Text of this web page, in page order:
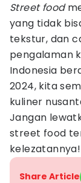
Street food
yang tidak
tekstur, dan
pengalaman
Indonesia
2024, kita
kuliner
Jangan
street food
kelezatannya!
Share Article